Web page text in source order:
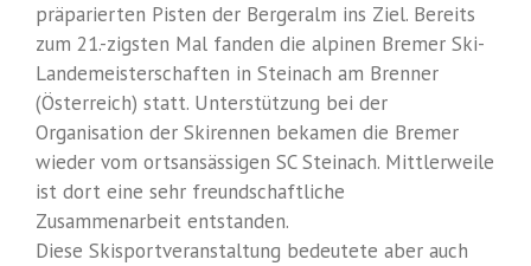
präparierten Pisten der Bergeralm ins Ziel. Bereits
zum 21.-zigsten Mal fanden die alpinen Bremer Ski-
Landemeisterschaften in Steinach am Brenner
(Österreich) statt. Unterstützung bei der
Organisation der Skirennen bekamen die Bremer
wieder vom ortsansässigen SC Steinach. Mittlerweile
ist dort eine sehr freundschaftliche
Zusammenarbeit entstanden.
Diese Skisportveranstaltung bedeutete aber auch